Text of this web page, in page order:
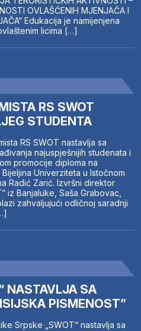
OVLAŠĆENIH MJENJAČA I
Edukacija je namijenjena
licima […]
RS SWOT
STUDENTA
RS SWOT nastavlja sa
najuspješnijih studenata i
promocije diploma na
Univerziteta u Istočnom
Radić Zarić. Izvršni direktor
iz Banjaluke, Saša Grabovac,
zahvaljujući odličnoj saradnji
NASTAVLJA SA
PISMENOST”
Srpske „SWOT“ nastavlja sa